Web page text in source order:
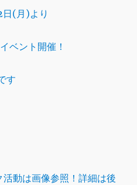
(月)より
ベント開催！
す
動は画像参照！詳細は後